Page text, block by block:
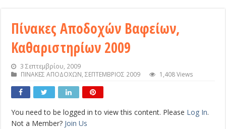
Πίνακες Αποδοχών Βαφείων,
Καθαριστηρίων 2009
3 Σεπτεμβρίου, 2009
ΠΙΝΑΚΕΣ ΑΠΟΔΟΧΩΝ,ΣΕΠΤΕΜΒΡΙΟΣ 2009 1,408 Views
You need to be logged in to view this content. Please Log In.
Not a Member? Join Us